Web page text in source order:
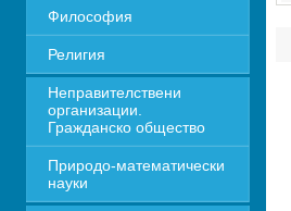
Философия
Религия
Неправителствени
организации.
Гражданско общество
Природо-математически
науки